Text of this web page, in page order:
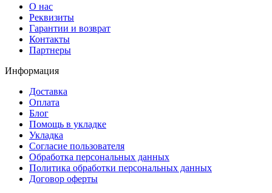
О нас
Реквизиты
Гарантии и возврат
Контакты
Партнеры
Информация
Доставка
Оплата
Блог
Помощь в укладке
Укладка
Согласие пользователя
Обработка персональных данных
Политика обработки персональных данных
Договор оферты